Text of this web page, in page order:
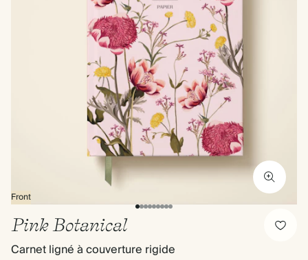
Front
Pink Botanical
Carnet ligné à couverture rigide